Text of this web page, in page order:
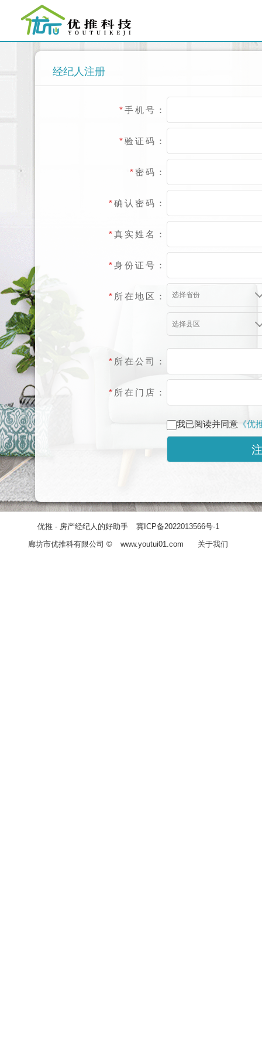
经纪人注册
*手机号：
*验证码：
* 密码：
*确认密码：
*真实姓名：
*身份证号：
* 所在地区： 选择省份
选择县区
* 所在公司：
* 所在门店：
我已阅读并同意 《优
优推 - 房产经纪人的好助手
冀ICP备2022013566号-1
廊坊市优推科有限公司 ©
www.youtui01.com 关于我们